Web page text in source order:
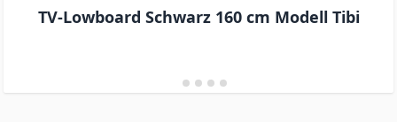
TV-Lowboard Schwarz 160 cm Modell Tibi